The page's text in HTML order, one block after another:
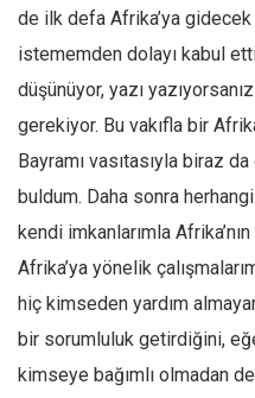
Ekonomi
Spor
Manzara
Sağlık
Hayat
Türkiye
Siyaset
Dünya
Avrupa
de ilk defa Afrika’ya
istememden dolayı kabul
düşünüyor, yazı
gerekiyor. Bu vakıfla bir
Bayramı vasıtasıyla biraz da
buldum. Daha sonra
kendi imkanlarımla
Afrika’ya yönelik
hiç kimseden yardım
bir sorumluluk getirdiğini,
kimseye bağımlı olmadan